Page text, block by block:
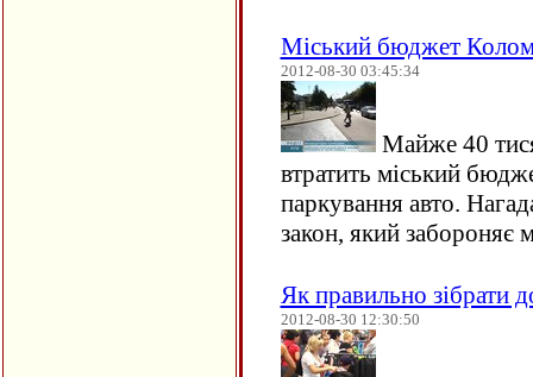
Міський бюджет
2012-08-30 03:45:34
Майже 40
втратить міський
паркування авто.
закон, який
Як правильно зібрати
2012-08-30 12:30:50